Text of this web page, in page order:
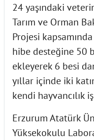
24 yaşındaki
Tarım ve Orman
Projesi
hibe desteğine 50
ekleyerek 6 besi
yıllar içinde iki
kendi hayvancılık
Erzurum Atatürk
Yüksekokulu